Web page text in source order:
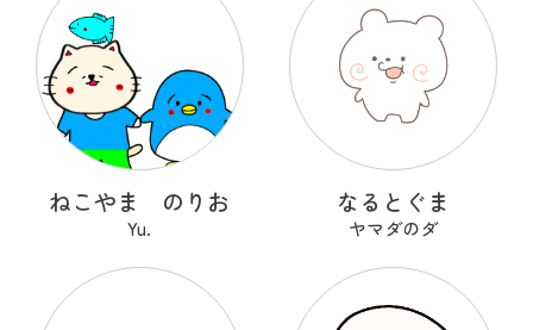
ねこやま のりお
Yu.
なるとぐま
ヤマダのダ